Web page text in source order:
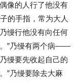
像的人行了他没有
的手指，常为大人
缦行他没有向任何
。”乃缦有两个病——
缦要先收起自己的
”乃缦要除去大麻